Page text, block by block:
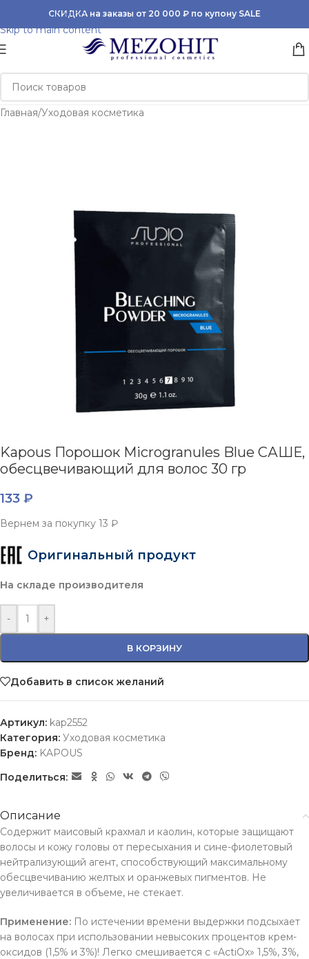
Skip to navigation
Skip to main content
СКИДКА на заказы от 20 000 ₽ по купону SALE
Главная/Уходовая косметика
Kapous Порошок Microgranules Blue САШЕ,
обесцвечивающий для волос 30 гр
133 ₽
Вернем за покупку 13 ₽
Оригинальный продукт
На складе производителя
- +
В КОРЗИНУ
Добавить в список желаний
Артикул: kap2552
Категория: Уходовая косметика
Бренд: KAPOUS
Поделиться:
Описание
Содержит маисовый крахмал и каолин, которые защищают
волосы и кожу головы от пересыхания и сине-фиолетовый
нейтрализующий агент, способствующий максимальному
обесцвечиванию желтых и оранжевых пигментов. Не
увеличивается в объеме, не стекает.
Применение: По истечении времени выдержки подсыхает
на волосах при использовании невысоких процентов крем-
оксидов (1,5% и 3%)! Легко смешивается с «ActiOx» 1,5%, 3%,